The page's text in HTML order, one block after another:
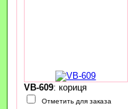
VB-609: кориця
Отметить для заказа